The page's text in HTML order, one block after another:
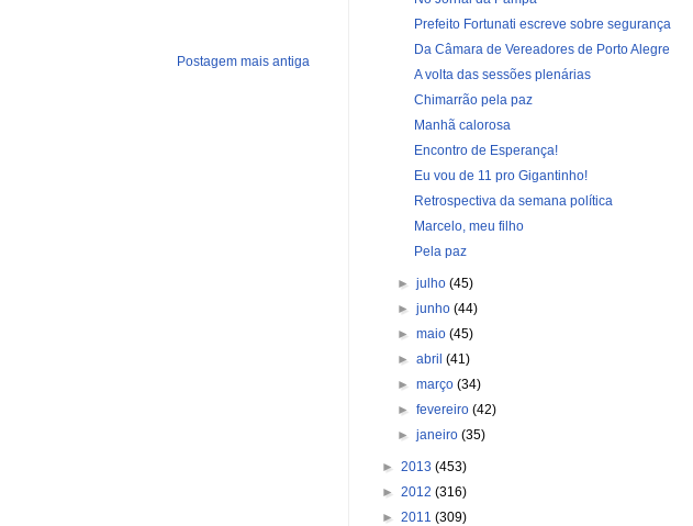
Postagem mais antiga
Prefeito Fortunati escreve sobre segurança
Da Câmara de Vereadores de Porto Alegre
A volta das sessões plenárias
Chimarrão pela paz
Manhã calorosa
Encontro de Esperança!
Eu vou de 11 pro Gigantinho!
Retrospectiva da semana política
Marcelo, meu filho
Pela paz
►julho(45)
►junho(44)
►maio(45)
►abril(41)
►março(34)
►fevereiro(42)
►janeiro(35)
► 2013 (453)
► 2012 (316)
► 2011 (309)